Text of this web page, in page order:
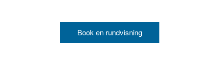
Book en rundvisning